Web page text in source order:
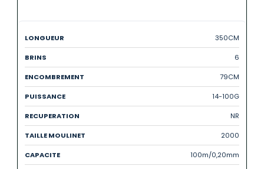
350CM
6
79CM
14-100G
NR
2000
100m/0,20mm